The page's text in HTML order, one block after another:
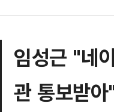
임성근 "네
관 통보받